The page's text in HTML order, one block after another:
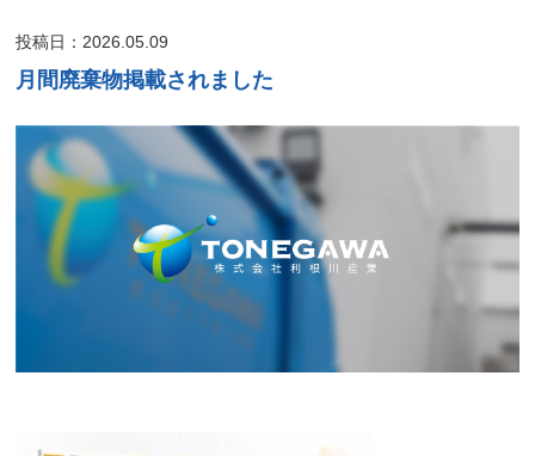
投稿日：2026.05.09
月間廃棄物掲載されました